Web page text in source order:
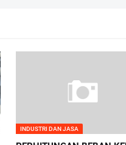
INDUSTRI DAN JASA